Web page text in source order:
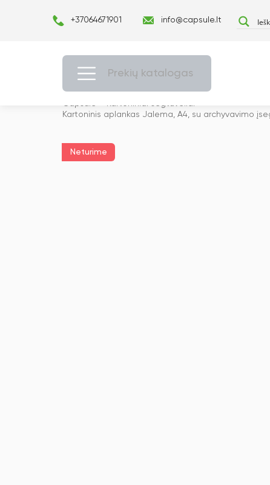
+37064671901 info@capsule.lt
Prekių katalogas
Capsulė Kartoniniai segtuvėliai
Kartoninis aplankas Jalema, A4, su archyvavimo
Neturime